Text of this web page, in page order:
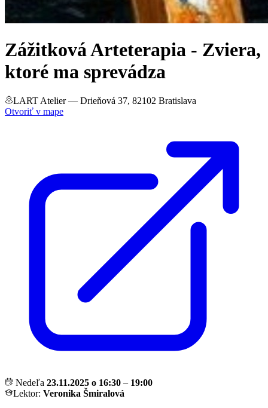
Zážitková Arteterapia - Zviera,
ktoré ma sprevádza
LART Atelier— Drieňová 37, 82102 Bratislava
Otvoriť v mape
Nedeľa 23.11.2025 o 16:30 – 19:00
Lektor: Veronika Šmiralová